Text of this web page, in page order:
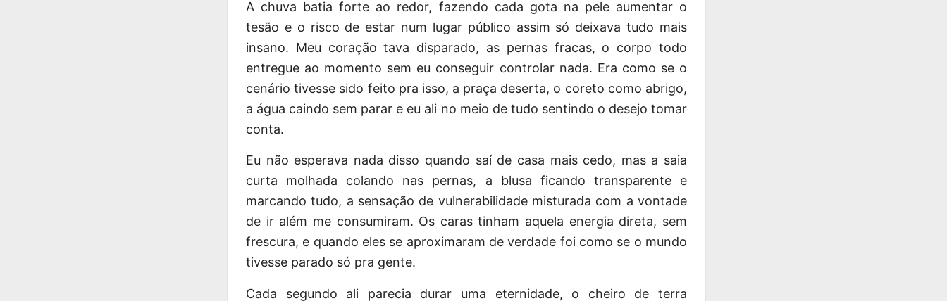
A chuva batia forte ao redor, fazendo cada gota na pele aumentar o
tesão e o risco de estar num lugar público assim só deixava tudo mais
insano. Meu coração tava disparado, as pernas fracas, o corpo todo
entregue ao momento sem eu conseguir controlar nada. Era como se o
cenário tivesse sido feito pra isso, a praça deserta, o coreto como abrigo,
a água caindo sem parar e eu ali no meio de tudo sentindo o desejo tomar
conta.
Eu não esperava nada disso quando saí de casa mais cedo, mas a saia
curta molhada colando nas pernas, a blusa ficando transparente e
marcando tudo, a sensação de vulnerabilidade misturada com a vontade
de ir além me consumiram. Os caras tinham aquela energia direta, sem
frescura, e quando eles se aproximaram de verdade foi como se o mundo
tivesse parado só pra gente.
Cada segundo ali parecia durar uma eternidade, o cheiro de terra